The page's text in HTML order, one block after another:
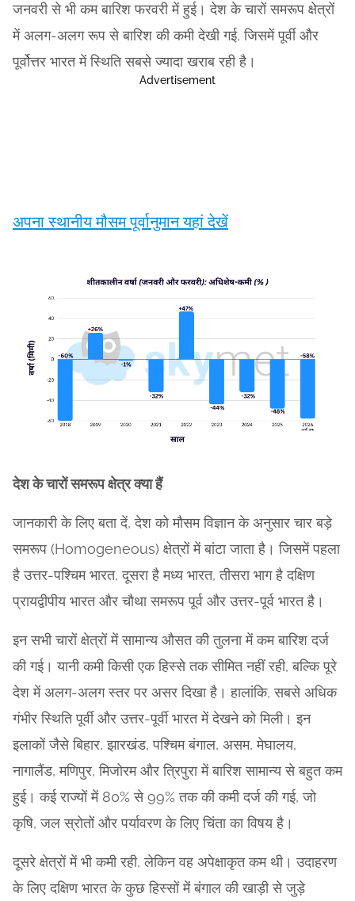
जनवरी से भी कम बारिश फरवरी में हुई। देश के चारों समरूप क्षेत्रों
में अलग-अलग रूप से बारिश की कमी देखी गई, जिसमें पूर्वी और
पूर्वोत्तर भारत में स्थिति सबसे ज्यादा खराब रही है।
Advertisement
अपना स्थानीय मौसम पूर्वानुमान यहां देखें
देश के चारों समरूप क्षेत्र क्या हैं
जानकारी के लिए बता दें, देश को मौसम विज्ञान के अनुसार चार बड़े
समरूप (Homogeneous) क्षेत्रों में बांटा जाता है। जिसमें पहला
है उत्तर-पश्चिम भारत, दूसरा है मध्य भारत, तीसरा भाग है दक्षिण
प्रायद्वीपीय भारत और चौथा समरूप पूर्व और उत्तर-पूर्व भारत है।
इन सभी चारों क्षेत्रों में सामान्य औसत की तुलना में कम बारिश दर्ज
की गई। यानी कमी किसी एक हिस्से तक सीमित नहीं रही, बल्कि पूरे
देश में अलग-अलग स्तर पर असर दिखा है। हालांकि, सबसे अधिक
गंभीर स्थिति पूर्वी और उत्तर-पूर्वी भारत में देखने को मिली। इन
इलाकों जैसे बिहार, झारखंड, पश्चिम बंगाल, असम, मेघालय,
नागालैंड, मणिपुर, मिजोरम और त्रिपुरा में बारिश सामान्य से बहुत कम
हुई। कई राज्यों में 80% से 99% तक की कमी दर्ज की गई, जो
कृषि, जल स्रोतों और पर्यावरण के लिए चिंता का विषय है।
दूसरे क्षेत्रों में भी कमी रही, लेकिन वह अपेक्षाकृत कम थी। उदाहरण
के लिए दक्षिण भारत के कुछ हिस्सों में बंगाल की खाड़ी से जुड़े